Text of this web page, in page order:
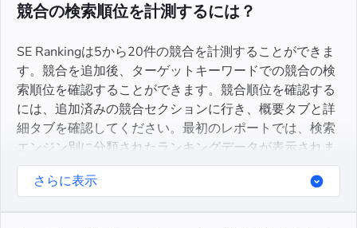
競合の検索順位を計測するには？
SE Rankingは5から20件の競合を計測することができま
す。競合を追加後、ターゲットキーワードでの競合の検
索順位を確認することができます。競合順位を確認する
には、追加済みの競合セクションに行き、概要タブと詳
細タブを確認してください。最初のレポートでは、検索
エンジン別に分類されたランキングデータが表示されま
す。2つ目のレポートでは、競合ごとにキーワードラン
キングの詳細が表示されます。
さらに表示